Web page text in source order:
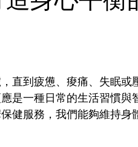
直到疲憊、痠痛、失眠或
是一種日常的生活習慣與
健服務，我們能夠維持身